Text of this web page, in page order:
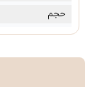
حجم